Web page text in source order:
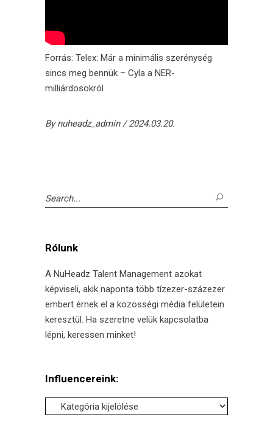
Forrás: Telex: Már a minimális szerénység
sincs meg bennük – Cyla a NER-
milliárdosokról
Bynuheadz_admin 2024.03.20.
Search
Rólunk
A NuHeadz Talent Management azokat
képviseli, akik naponta több tízezer-százezer
embert érnek el a közösségi média felületein
keresztül. Ha szeretne velük kapcsolatba
lépni, keressen minket!
Influencereink:
Influencereink: